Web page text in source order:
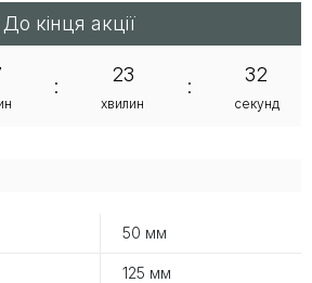
50 мм
125 мм
До кінця акції
:
23
хвилин
:
32
секунд